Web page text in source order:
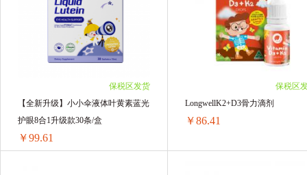
2瓶 ￥189.62(￥94.81/单瓶)
3瓶 ￥280.83(￥93.61/单瓶)
4瓶 ￥369.64(￥92.41/单瓶)
5瓶 ￥456.05(￥91.21/单瓶)
6瓶 ￥540.06(￥90.01/单瓶)
2瓶 ￥225.62(￥112.81/单瓶)
3瓶 ￥334.83(￥111.61/单瓶)
4瓶 ￥441.64(￥110.41/单瓶)
5瓶 ￥546.05(￥109.21/单瓶)
6瓶 ￥648.06(￥108.01/单瓶)
保税区发货
【全新升级】小小伞液体叶黄素蓝光
护眼8合1升级款30条/盒
￥99.61
保税区
LongwellK2+D3骨力滴剂
￥86.41